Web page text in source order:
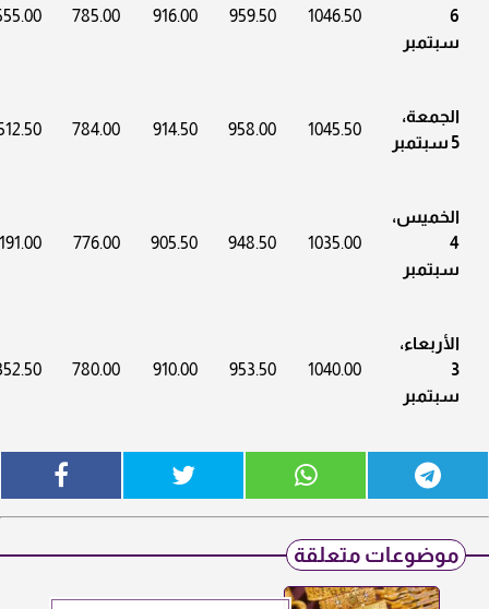
6
سبتمبر
1046.50
959.50
916.00
785.00
الجمعة،
5 سبتمبر
1045.50
958.00
914.50
784.00
الخميس،
4
سبتمبر
1035.00
948.50
905.50
776.00
الأربعاء،
3
سبتمبر
1040.00
953.50
910.00
780.00
موضوعات متعلقة